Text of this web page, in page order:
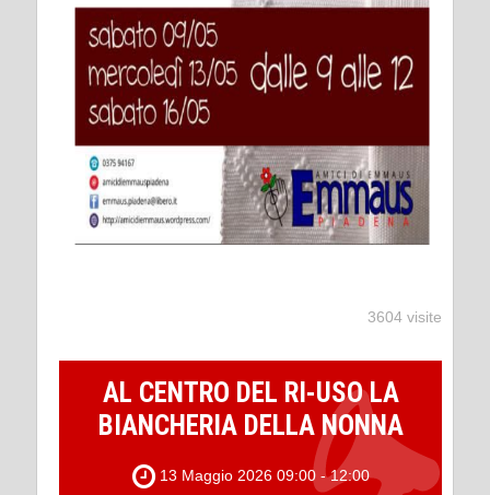
3604 visite
AL CENTRO DEL RI-USO LA
BIANCHERIA DELLA NONNA
13 Maggio 2026 09:00 - 12:00